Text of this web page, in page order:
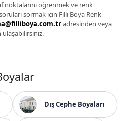
noktalarını öğrenmek ve renk
sormak için Filli Boya Renk
adresinden veya
ulaşabilirsiniz.
Dış Cephe Boyaları